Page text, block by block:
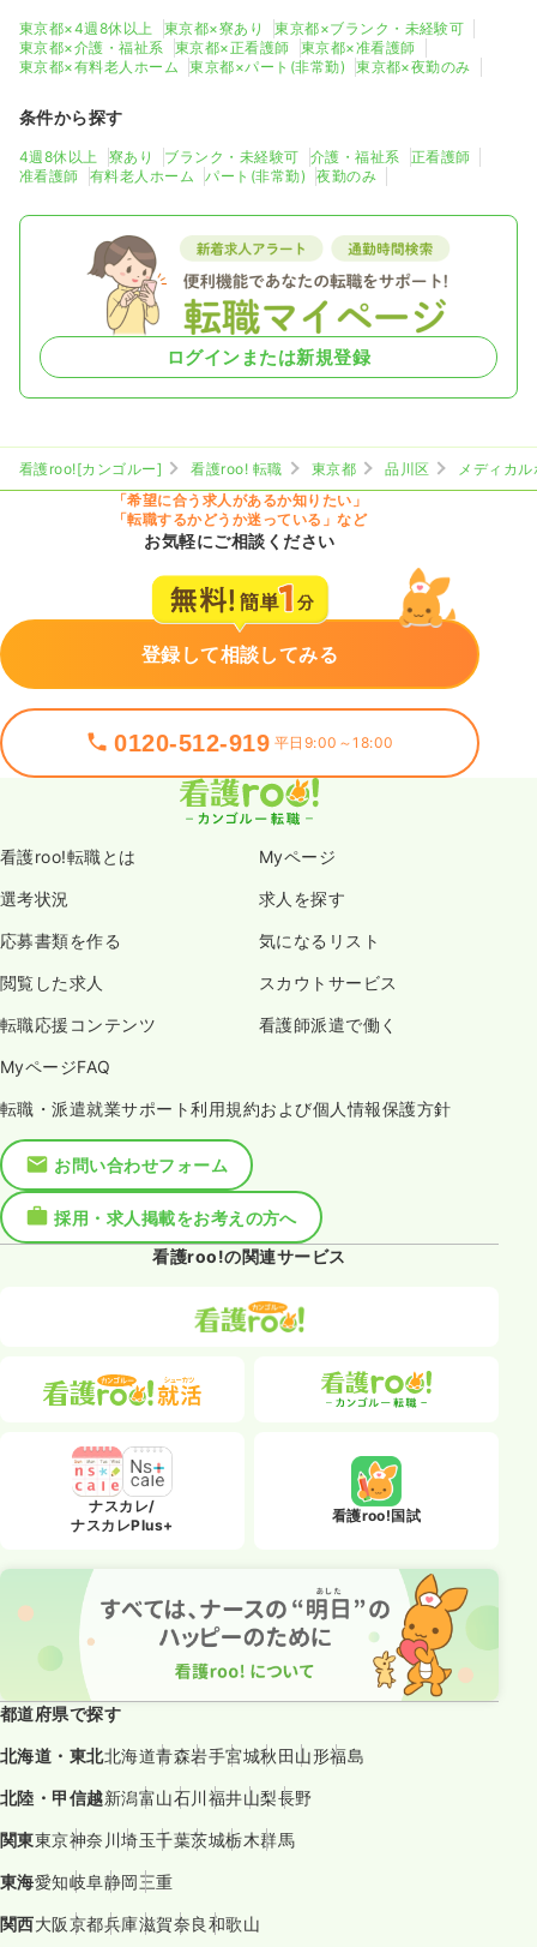
東京都×4週8休以上 東京都×寮あり
東京都×ブランク・未経験可
東京都×介護・福祉系
東京都×正看護師
東京都×准看護師
東京都×有料老人ホーム
東京都×パート(非常勤) 東京都×夜勤のみ
条件から探す
4週8休以上 寮あり ブランク・未経験可 介護・福祉系
正看護師
准看護師
有料老人ホーム パート(非常勤) 夜勤のみ
ログインまたは新規登録
看護roo![カンゴルー] 看護roo! 転職 東京都 品川区
メディカ
「希望に合う求人があるか知りたい」
「転職するかどうか迷っている」など
お気軽にご相談ください
登録して相談してみる
0120-512-919 平日9:00～18:00
看護roo!転職とは Myページ
選考状況 求人を探す
応募書類を作る 気になるリスト
閲覧した求人 スカウトサービス
転職応援コンテンツ 看護師派遣で働く
MyページFAQ
転職・派遣就業サポート利用規約および個人情報保護方針
お問い合わせフォーム
採用・求人掲載をお考えの方へ
看護roo!の関連サービス
ナスカレ/
ナスカレPlus+
看護roo!国試
都道府県で探す
北海道・東北北海道青森岩手宮城秋田山形福島
北陸・甲信越新潟富山石川福井山梨長野
関東東京神奈川埼玉千葉茨城栃木群馬
東海愛知岐阜静岡三重
関西大阪京都兵庫滋賀奈良和歌山